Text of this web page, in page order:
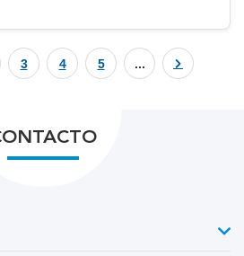
3 4 5 ...